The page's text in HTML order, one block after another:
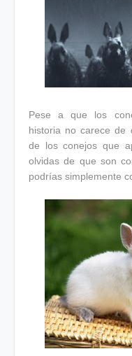
Pese a que los
historia no carece de
de los conejos que
olvidas de que son
podrías simplemente